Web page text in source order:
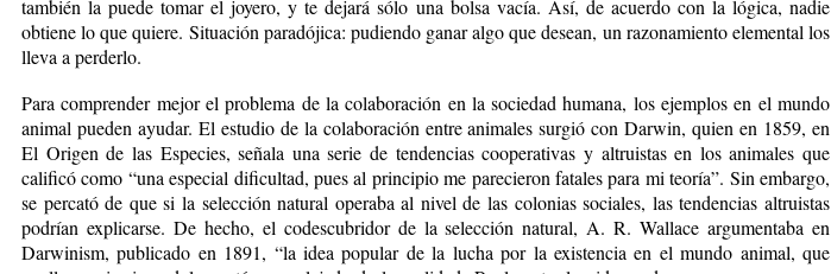
también la puede tomar el joyero, y te dejará sólo una bolsa vacía. Así, de acuerdo con la lógica, nadie
obtiene lo que quiere. Situación paradójica: pudiendo ganar algo que desean, un razonamiento elemental los
lleva a perderlo.
Para comprender mejor el problema de la colaboración en la sociedad humana, los ejemplos en el mundo
animal pueden ayudar. El estudio de la colaboración entre animales surgió con Darwin, quien en 1859, en
El Origen de las Especies, señala una serie de tendencias cooperativas y altruistas en los animales que
calificó como “una especial dificultad, pues al principio me parecieron fatales para mi teoría”. Sin embargo,
se percató de que si la selección natural operaba al nivel de las colonias sociales, las tendencias altruistas
podrían explicarse. De hecho, el codescubridor de la selección natural, A. R. Wallace argumentaba en
Darwinism, publicado en 1891, “la idea popular de la lucha por la existencia en el mundo animal, que